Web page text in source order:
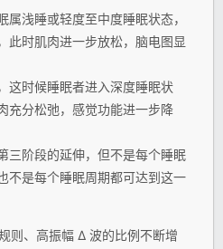
属浅睡或轻度至中度睡眠状态，
此时肌肉进一步放松，脑电图显
这时候睡眠者进入深度睡眠状
充分松弛，感觉功能进一步降
三阶段的延伸，但不是每个睡眠
不是每个睡眠周期都可达到这一
则、高振幅 Δ 波的比例不断增